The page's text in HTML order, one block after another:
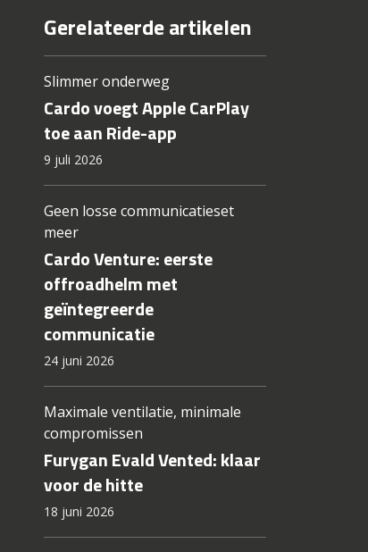
Gerelateerde artikelen
Slimmer onderweg
Cardo voegt Apple CarPlay
toe aan Ride-app
9 juli 2026
Geen losse communicatieset
meer
Cardo Venture: eerste
offroadhelm met
geïntegreerde
communicatie
24 juni 2026
Maximale ventilatie, minimale
compromissen
Furygan Evald Vented: klaar
voor de hitte
18 juni 2026